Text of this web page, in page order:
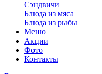
Сэндвичи
Блюда из мяса
Блюда из рыбы
Меню
Акции
Фото
Контакты